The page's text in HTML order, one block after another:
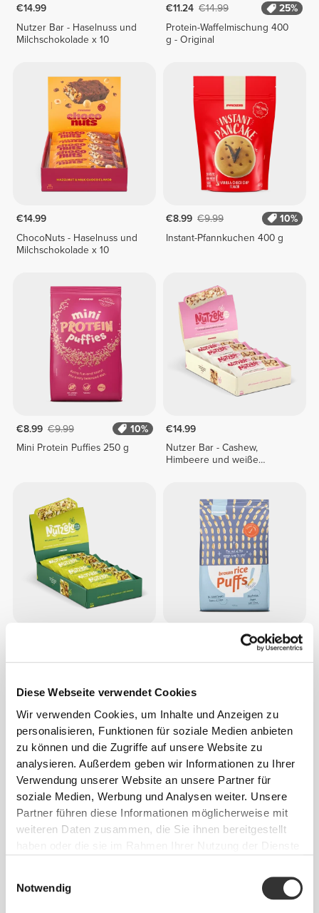
Diese Webseite verwendet Cookies
Wir verwenden Cookies, um Inhalte und Anzeigen zu
personalisieren, Funktionen für soziale Medien anbieten
zu können und die Zugriffe auf unsere Website zu
analysieren. Außerdem geben wir Informationen zu Ihrer
Verwendung unserer Website an unsere Partner für
soziale Medien, Werbung und Analysen weiter. Unsere
Partner führen diese Informationen möglicherweise mit
weiteren Daten zusammen, die Sie ihnen bereitgestellt
Notwendig
€14.99
Nutzer Bar - Haselnuss und
Milchschokolade x 10
€11.24 €14.99
25%
Protein-Waffelmischung 400
g - Original
€14.99
ChocoNuts - Haselnuss und
Milchschokolade x 10
€8.99 €9.99
10%
Instant-Pfannkuchen 400 g
€8.99 €9.99
10%
Mini Protein Puffies 250 g
€14.99
Nutzer Bar - Cashew,
Himbeere und weiße
40%
€4.79 €5.99
20%
Protein-Müsli 400 g Erdnüsse
€7.49 €9.99
25%
Zero Mug Cake 400 g -